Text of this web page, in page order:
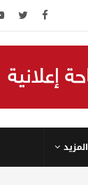
المزيد